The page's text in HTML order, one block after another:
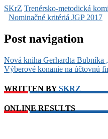
SKrZ Trenérsko-metodická
Nominačné kritériá JGP 2017
Post navigation
Nová kniha Gerhardta Bubníka
Výberové konanie na účtovnú
WRITTEN BYSKRZ
ONLINE RESULTS